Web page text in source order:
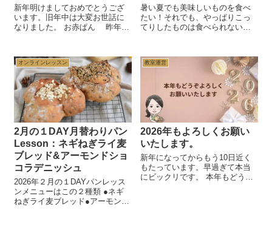
新年明けましておめでとうござ
います。旧年中は大変お世話に
なりました。 お赤ぱん 昨年は
ましたでしょうか？ 私は2023年
を振り返ると ・・ パンの技術と
知識...
暑い夏でも美味しいものを食べ
たい！それでも、やっぱりこっ
てりしたものは食べられないと
お菓子のコラボメニューです。
すっぱいもの好きの私のあなた
にぴったりのレシピのご提...
オンラインレッスン
2月の１DAY月替わりパン
Lesson：ネギねぎライ麦
ブレッド&アーモンドショ
コラデニッシュ
2026年２月の１DAYパンレッス
ンメニューはこの２種類 ●ネギ
ねぎライ麦ブレッド●アーモンド
教室運営
2026年もよろしくお願い
いたします。
新年になってからもう10日近く
もたっています。早過ぎて本当
にビックリです。 本年もどうぞ